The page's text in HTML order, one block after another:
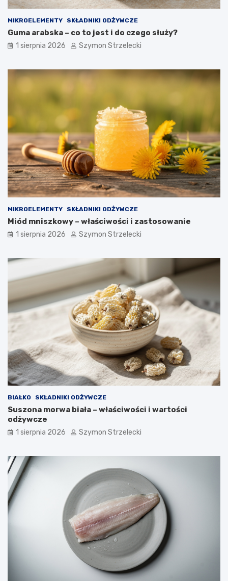
MIKROELEMENTY SKŁADNIKI ODŻYWCZE
Guma arabska – co to jest i do czego służy?
1 sierpnia 2026 Szymon Strzelecki
MIKROELEMENTY SKŁADNIKI ODŻYWCZE
Miód mniszkowy – właściwości i zastosowanie
1 sierpnia 2026 Szymon Strzelecki
BIAŁKO SKŁADNIKI ODŻYWCZE
Suszona morwa biała – właściwości i wartości
odżywcze
1 sierpnia 2026 Szymon Strzelecki